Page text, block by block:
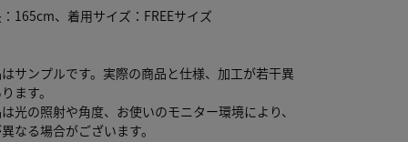
165cm、着用サイズ：FREEサイズ
サンプルです。実際の商品と仕様、加工が若干異
ます。
光の照射や角度、お使いのモニター環境により、
なる場合がございます。